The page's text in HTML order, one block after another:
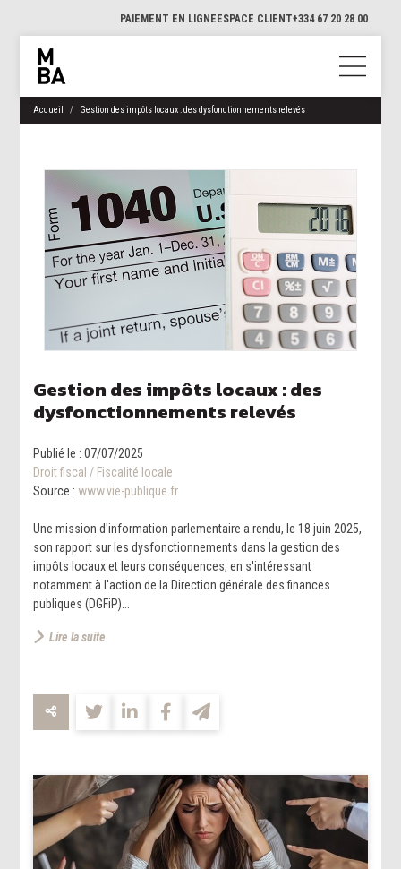
PAIEMENT EN LIGNEESPACE CLIENT+334 67 20 28 00
Accueil Gestion des impôts locaux : des dysfonctionnements relevés
Gestion des impôts locaux : des
dysfonctionnements relevés
Publié le :07/07/2025
Droit fiscal / Fiscalité locale
Source : www.vie-publique.fr
Une mission d'information parlementaire a rendu, le 18 juin 2025,
son rapport sur les dysfonctionnements dans la gestion des
impôts locaux et leurs conséquences, en s'intéressant
notamment à l'action de la Direction générale des finances
publiques (DGFiP)...
Lire la suite